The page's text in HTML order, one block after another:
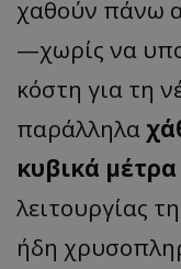
χαθούν πάνω
—χωρίς να
κόστη για τη
παράλληλα
κυβικά
λειτουργίας
ήδη